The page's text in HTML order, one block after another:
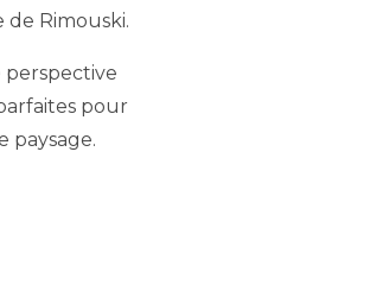
Rimouski.
pour
paysage.